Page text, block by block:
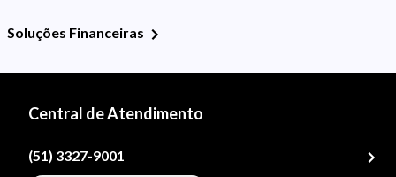
Soluções Financeiras
Central de Atendimento
(51) 3327-9001